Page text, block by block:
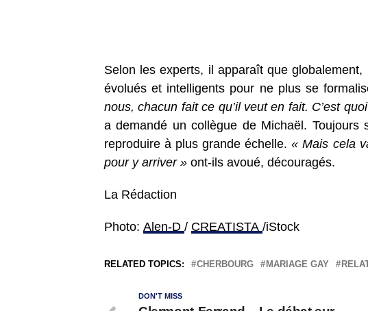
Selon les experts, il apparaît que
évolués et intelligents pour ne plus se
nous, chacun fait ce qu’il veut en fait. C’est
a demandé un collègue de Michaël.
reproduire à plus grande échelle. « Mais cela
pour y arriver » ont-ils avoué, découragés.
La Rédaction
Photo: Alen-D / CREATISTA /iStock
RELATED TOPICS: CHERBOURG MARIAGE GAY
DON'T MISS